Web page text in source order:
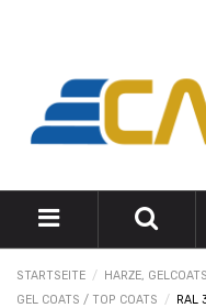
STARTSEITE
HARZE,
GEL COATS / TOP COATS
RAL